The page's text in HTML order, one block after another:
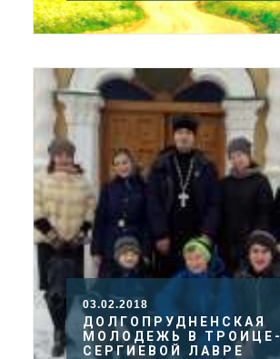
03.02.2018
ДОЛГОПРУДНЕНСКАЯ
МОЛОДЕЖЬ В ТРОИЦЕ-
СЕРГИЕВОЙ ЛАВРЕ